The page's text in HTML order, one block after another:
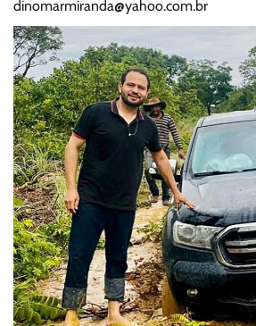
dinomarmiranda@yahoo.com.br